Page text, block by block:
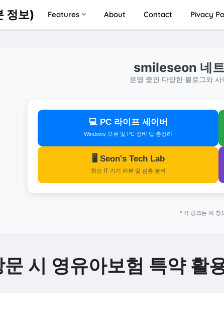
정보) Features About Contact Pivacy
smileseon 네
운영 중인 다양한 블로그와
💻 PC 라이프 세이버
Windows 오류 및 PC 정비 팁 총정리
🖥️ Seon's Tech Lab
최신 IT 기기 리뷰 및 심층 분석
* 각 링크는 새 창
시 영유아보험 특약 활